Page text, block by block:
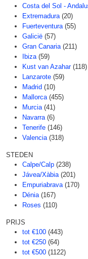
Costa del Sol -
Extremadura (20)
Fuerteventura (55)
Galicië (57)
Gran Canaria (211)
Ibiza (59)
Kust van Azahar (118)
Lanzarote (59)
Madrid (10)
Mallorca (455)
Murcia (41)
Navarra (6)
Tenerife (146)
Valencia (318)
STEDEN
Calpe/Calp (238)
Jávea/Xàbia (201)
Empuriabrava (170)
Dénia (167)
Roses (110)
PRIJS
tot €100 (443)
tot €250 (64)
tot €500 (1122)